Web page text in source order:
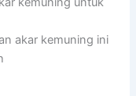
akar kemuning ini